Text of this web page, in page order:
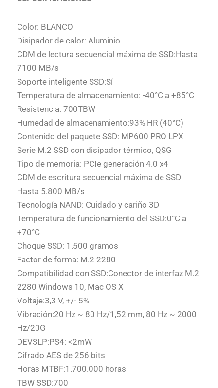
Color: BLANCO
Disipador de calor: Aluminio
CDM de lectura secuencial máxima de SSD:Hasta
7100 MB/s
Soporte inteligente SSD:Sí
Temperatura de almacenamiento: -40°C a +85°C
Resistencia: 700TBW
Humedad de almacenamiento:93% HR (40°C)
Contenido del paquete SSD: MP600 PRO LPX
Serie M.2 SSD con disipador térmico, QSG
Tipo de memoria: PCIe generación 4.0 x4
CDM de escritura secuencial máxima de SSD:
Hasta 5.800 MB/s
Tecnología NAND: Cuidado y cariño 3D
Temperatura de funcionamiento del SSD:0°C a
+70°C
Choque SSD: 1.500 gramos
Factor de forma: M.2 2280
Compatibilidad con SSD:Conector de interfaz M.2
2280 Windows 10, Mac OS X
Voltaje:3,3 V, +/- 5%
Vibración:20 Hz ~ 80 Hz/1,52 mm, 80 Hz ~ 2000
Hz/20G
DEVSLP:PS4: <2mW
Cifrado AES de 256 bits
Horas MTBF:1.700.000 horas
TBW SSD:700